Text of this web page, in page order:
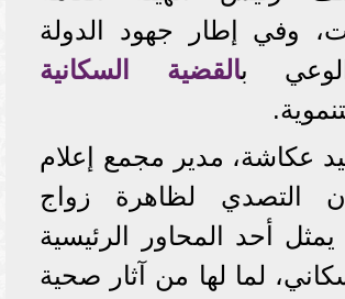
وفي إطار جهود الدولة
بالقضية السكانية
عكاشة، مدير مجمع إعلام
التصدي لظاهرة زواج
يمثل أحد المحاور الرئيسية
لما لها من آثار صحية